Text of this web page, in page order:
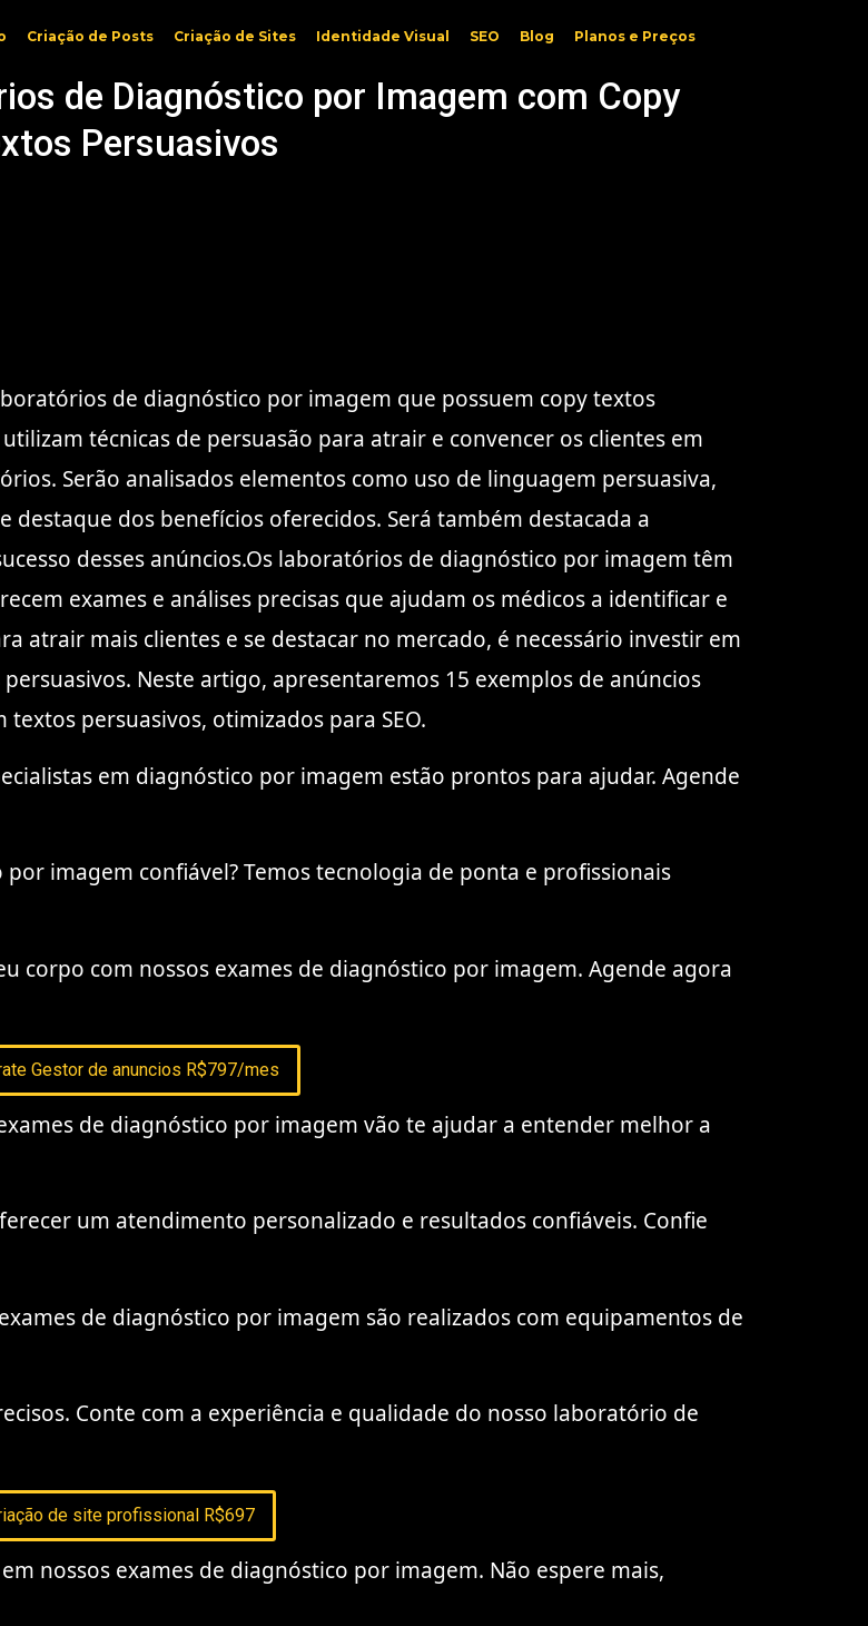
Criação de Posts Criação de Sites Identidade Visual SEO Blog Planos e Preços
de Diagnóstico por Imagem com Copy
Persuasivos
de diagnóstico por imagem que possuem copy textos
técnicas de persuasão para atrair e convencer os clientes em
Serão analisados elementos como uso de linguagem persuasiva,
dos benefícios oferecidos. Será também destacada a
desses anúncios.Os laboratórios de diagnóstico por imagem têm
exames e análises precisas que ajudam os médicos a identificar e
atrair mais clientes e se destacar no mercado, é necessário investir em
Neste artigo, apresentaremos 15 exemplos de anúncios
persuasivos, otimizados para SEO.
em diagnóstico por imagem estão prontos para ajudar. Agende
imagem confiável? Temos tecnologia de ponta e profissionais
corpo com nossos exames de diagnóstico por imagem. Agende agora
Gestor de anuncios R$797/mes
de diagnóstico por imagem vão te ajudar a entender melhor a
um atendimento personalizado e resultados confiáveis. Confie
de diagnóstico por imagem são realizados com equipamentos de
Conte com a experiência e qualidade do nosso laboratório de
de site profissional R$697
nossos exames de diagnóstico por imagem. Não espere mais,